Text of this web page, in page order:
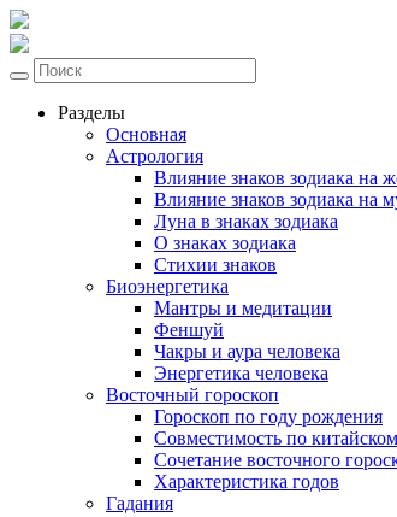
Разделы
Основная
Астрология
Влияние знаков зодиака на
Влияние знаков зодиака на
Луна в знаках зодиака
О знаках зодиака
Стихии знаков
Биоэнергетика
Мантры и медитации
Феншуй
Чакры и аура человека
Энергетика человека
Восточный гороскоп
Гороскоп по году рождения
Совместимость по
Сочетание восточного
Характеристика годов
Гадания